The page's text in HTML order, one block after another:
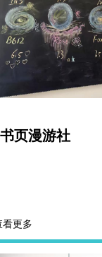
书页漫游社
看更多